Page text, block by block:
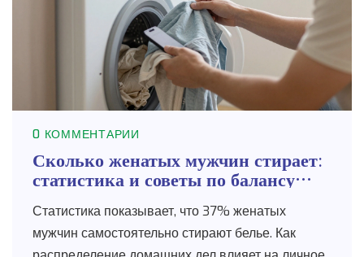
0 КОММЕНТАРИИ
Сколько женатых мужчин стирает:
статистика и советы по балансу
Статистика показывает, что 37% женатых
мужчин самостоятельно стирают белье. Как